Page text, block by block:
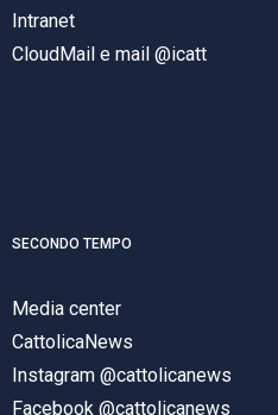
Intranet
CloudMail e mail @icatt
SECONDO TEMPO
Media center
CattolicaNews
Instagram @cattolicanews
Facebook @cattolicanews